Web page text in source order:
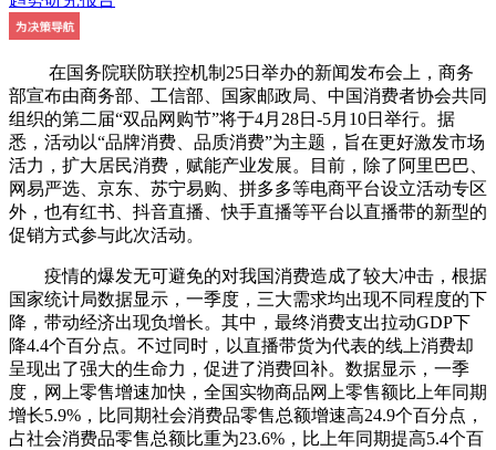
在国务院联防联控机制25日举办的新闻发布会上，商务
部宣布由商务部、工信部、国家邮政局、中国消费者协会共同
组织的第二届“双品网购节”将于4月28日-5月10日举行。据
悉，活动以“品牌消费、品质消费”为主题，旨在更好激发市场
活力，扩大居民消费，赋能产业发展。目前，除了阿里巴巴、
网易严选、京东、苏宁易购、拼多多等电商平台设立活动专区
外，也有红书、抖音直播、快手直播等平台以直播带的新型的
促销方式参与此次活动。
疫情的爆发无可避免的对我国消费造成了较大冲击，根据
国家统计局数据显示，一季度，三大需求均出现不同程度的下
降，带动经济出现负增长。其中，最终消费支出拉动GDP下
降4.4个百分点。不过同时，以直播带货为代表的线上消费却
呈现出了强大的生命力，促进了消费回补。数据显示，一季
度，网上零售增速加快，全国实物商品网上零售额比上年同期
增长5.9%，比同期社会消费品零售总额增速高24.9个百分点，
占社会消费品零售总额比重为23.6%，比上年同期提高5.4个百